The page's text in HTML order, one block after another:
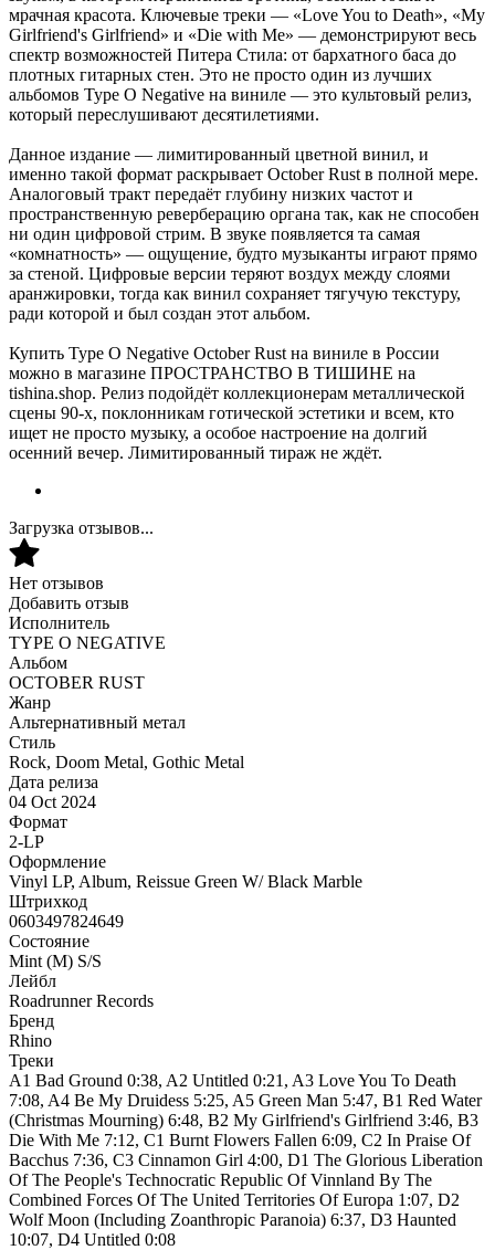
мрачная красота. Ключевые треки — «Love You to Death», «My
Girlfriend's Girlfriend» и «Die with Me» — демонстрируют весь
спектр возможностей Питера Стила: от бархатного баса до
плотных гитарных стен. Это не просто один из лучших
альбомов Type O Negative на виниле — это культовый релиз,
который переслушивают десятилетиями.
Данное издание — лимитированный цветной винил, и
именно такой формат раскрывает October Rust в полной мере.
Аналоговый тракт передаёт глубину низких частот и
пространственную реверберацию органа так, как не способен
ни один цифровой стрим. В звуке появляется та самая
«комнатность» — ощущение, будто музыканты играют прямо
за стеной. Цифровые версии теряют воздух между слоями
аранжировки, тогда как винил сохраняет тягучую текстуру,
ради которой и был создан этот альбом.
Купить Type O Negative October Rust на виниле в России
можно в магазине ПРОСТРАНСТВО В ТИШИНЕ на
tishina.shop. Релиз подойдёт коллекционерам металлической
сцены 90-х, поклонникам готической эстетики и всем, кто
ищет не просто музыку, а особое настроение на долгий
осенний вечер. Лимитированный тираж не ждёт.
Загрузка отзывов...
Нет отзывов
Добавить отзыв
Исполнитель
TYPE O NEGATIVE
Альбом
OCTOBER RUST
Жанр
Альтернативный метал
Стиль
Rock, Doom Metal, Gothic Metal
Дата релиза
04 Oct 2024
Формат
2-LP
Оформление
Vinyl LP, Album, Reissue Green W/ Black Marble
Штрихкод
0603497824649
Состояние
Mint (M) S/S
Лейбл
Roadrunner Records
Бренд
Rhino
Треки
A1 Bad Ground 0:38, A2 Untitled 0:21, A3 Love You To Death
7:08, A4 Be My Druidess 5:25, A5 Green Man 5:47, B1 Red Water
(Christmas Mourning) 6:48, B2 My Girlfriend's Girlfriend 3:46, B3
Die With Me 7:12, C1 Burnt Flowers Fallen 6:09, C2 In Praise Of
Bacchus 7:36, C3 Cinnamon Girl 4:00, D1 The Glorious Liberation
Of The People's Technocratic Republic Of Vinnland By The
Combined Forces Of The United Territories Of Europa 1:07, D2
Wolf Moon (Including Zoanthropic Paranoia) 6:37, D3 Haunted
10:07, D4 Untitled 0:08